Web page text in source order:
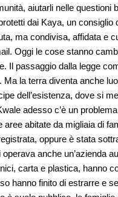
aiutarli nelle
dai Kaya, un
ma condivisa, affidata e
Oggi le cose stanno
Il passaggio dalla legge
Ma la terra diventa anche
dell’esistenza, dove si
adesso c’è un
abitate da migliaia di
oppure è stata
anche un’azienda
carta e plastica, hanno
hanno finito di estrarre e